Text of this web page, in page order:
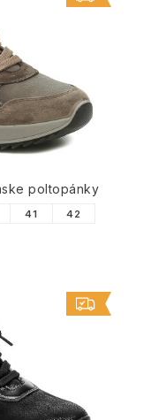
poltopánky
41 42